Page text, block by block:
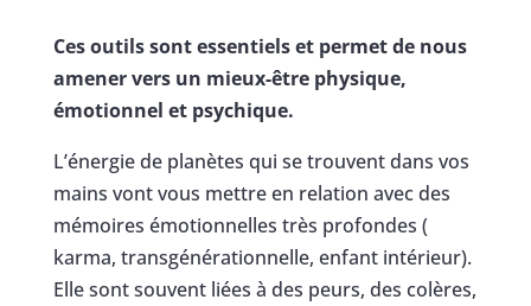
Ces outils sont essentiels et permet de nous
amener vers un mieux-être physique,
émotionnel et psychique.
L’énergie de planètes qui se trouvent dans vos
mains vont vous mettre en relation avec des
mémoires émotionnelles très profondes (
karma, transgénérationnelle, enfant intérieur).
Elle sont souvent liées à des peurs, des colères,